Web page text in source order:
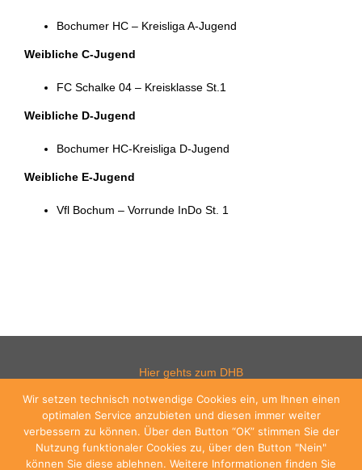
Bochumer HC – Kreisliga A-Jugend
Weibliche C-Jugend
FC Schalke 04 – Kreisklasse St.1
Weibliche D-Jugend
Bochumer HC-Kreisliga D-Jugend
Weibliche E-Jugend
Vfl Bochum – Vorrunde InDo St. 1
Hier gehts zum DHB
Wir setzen technisch notwendige Cookies ein, um Ihnen einen
optimalen Service anzubieten und diesen immer weiter
verbessern zu können. Über den Button “OK” stimmen Sie der
Nutzung funktionaler Cookies zu, über den Button "Nein"
können Sie diese ablehnen. Weitere Informationen finden Sie